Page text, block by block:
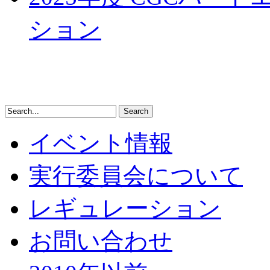
ション
イベント情報
実行委員会について
レギュレーション
お問い合わせ